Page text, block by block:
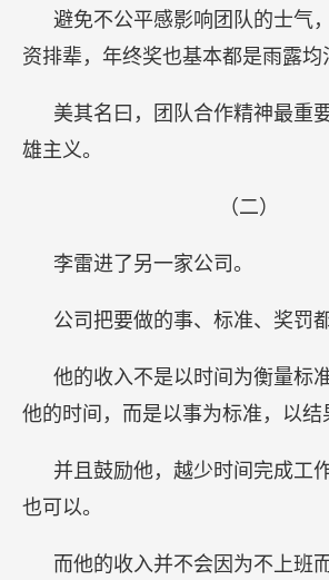
避免不公平感影响团队的士气
资排辈，年终奖也基本都是雨露均
美其名曰，团队合作精神最重
雄主义。
（二）
李雷进了另一家公司。
公司把要做的事、标准、奖罚
他的收入不是以时间为衡量标
他的时间，而是以事为标准，以结
并且鼓励他，越少时间完成工
也可以。
而他的收入并不会因为不上班